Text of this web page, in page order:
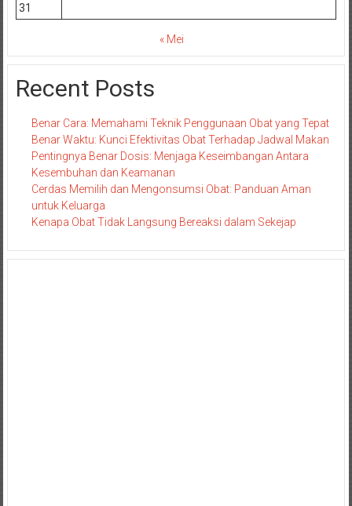
31
« Mei
Recent Posts
Benar Cara: Memahami Teknik Penggunaan Obat yang Tepat
Benar Waktu: Kunci Efektivitas Obat Terhadap Jadwal Makan
Pentingnya Benar Dosis: Menjaga Keseimbangan Antara
Kesembuhan dan Keamanan
Cerdas Memilih dan Mengonsumsi Obat: Panduan Aman
untuk Keluarga
Kenapa Obat Tidak Langsung Bereaksi dalam Sekejap